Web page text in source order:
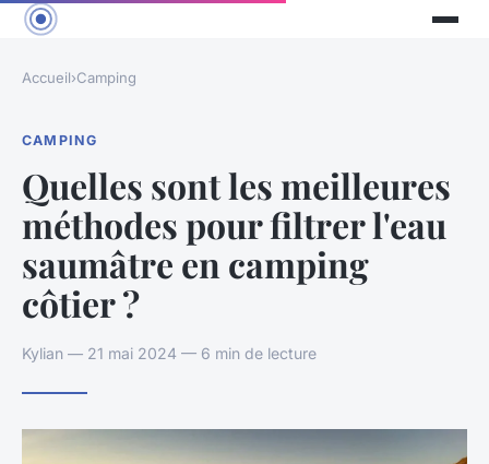
Accueil›Camping
CAMPING
Quelles sont les meilleures
méthodes pour filtrer l'eau
saumâtre en camping
côtier ?
Kylian — 21 mai 2024 — 6 min de lecture